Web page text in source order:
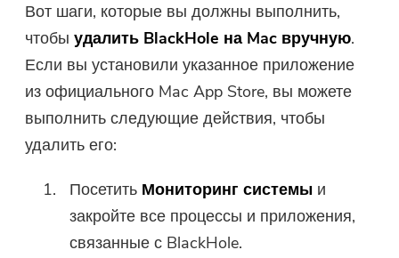
Вот шаги, которые вы должны выполнить,
чтобыудалить BlackHole на Mac вручную.
Если вы установили указанное приложение
из официального Mac App Store, вы можете
выполнить следующие действия, чтобы
удалить его:
Посетить Мониторинг системы и
закройте все процессы и приложения,
связанные с BlackHole.